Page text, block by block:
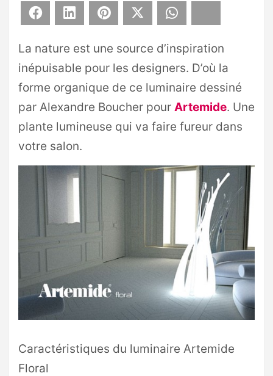
Facebook LinkedIn Pinterest
La nature est une source d’inspiration
inépuisable pour les designers. D’où la
forme organique de ce luminaire dessiné
par Alexandre Boucher pour Artemide. Une
plante lumineuse qui va faire fureur dans
votre salon.
Caractéristiques du luminaire Artemide
Floral